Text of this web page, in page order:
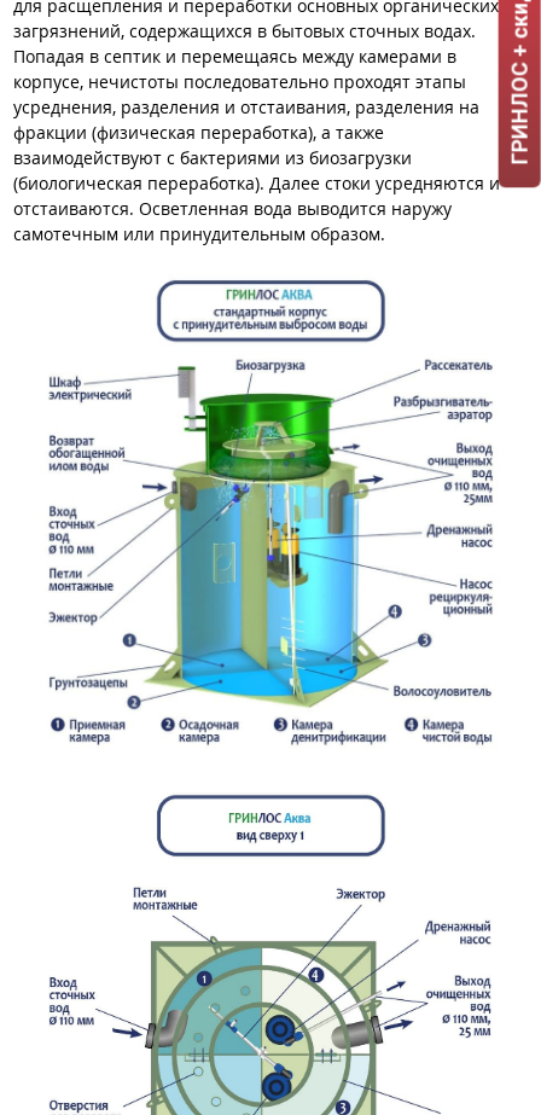
для расщепления и переработки основных органических
загрязнений, содержащихся в бытовых сточных водах.
Попадая в септик и перемещаясь между камерами в
корпусе, нечистоты последовательно проходят этапы
усреднения, разделения и отстаивания, разделения на
фракции (физическая переработка), а также
взаимодействуют с бактериями из биозагрузки
(биологическая переработка). Далее стоки усредняются и
отстаиваются. Осветленная вода выводится наружу
самотечным или принудительным образом.